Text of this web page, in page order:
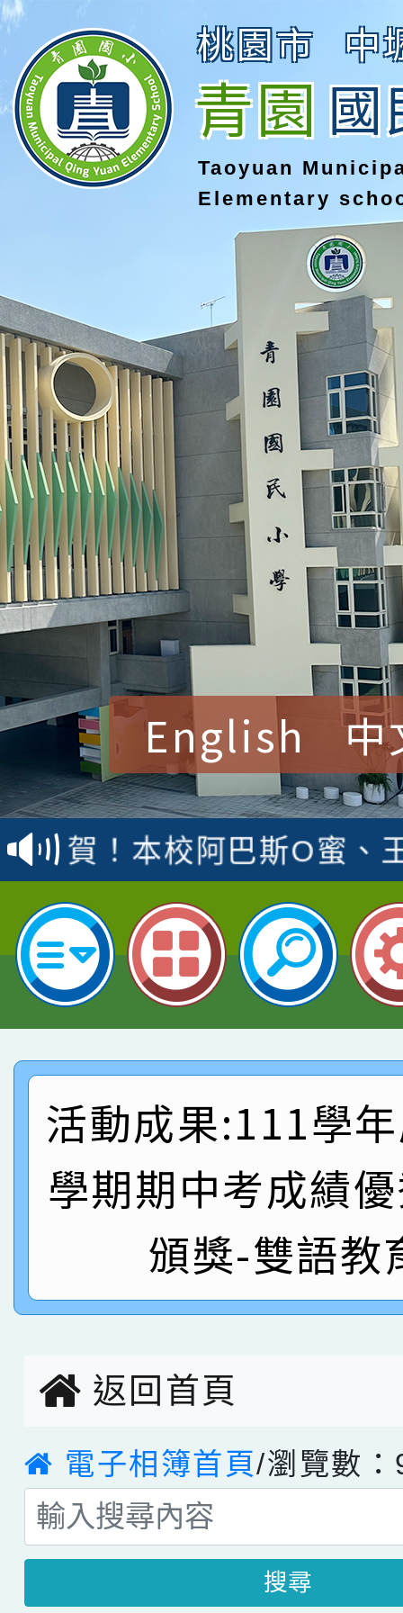
桃園市 中
青園國
Taoyuan
Elementary
English 中
賀！本校參加桃園市中
賽 洪綺君教師榮獲社
名
賀！本校阿巴斯O蜜、
倩參加桃園市科展 國
名 指導老師王老師、
賀！本校四年二班張O
園市英語競賽國小朗讀
指導老師林老師
賀！本校參加桃園市中
賽 劉文瑛教師榮獲教
賀！本校參與2026世
賽 洪綺君教師榮獲社
名
賀！本校阿巴斯O蜜、
倩參加桃園市科展 國
名 指導老師王老師、
賀！本校四年二班張O
園市英語競賽國小朗讀
指導老師林老師
賀！本校參加桃園市中
賽 劉文瑛教師榮獲教
臺灣台語-第二名
賀！本校參與2026世
市賽榮獲科學小創客佳
活動成果:111學
學期期中考成績
頒獎-雙語教
返回首頁
電子相簿首頁/瀏覽數
搜尋